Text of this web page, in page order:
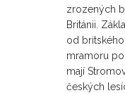
zrozených
Británii.
od
mramoru
mají
českých